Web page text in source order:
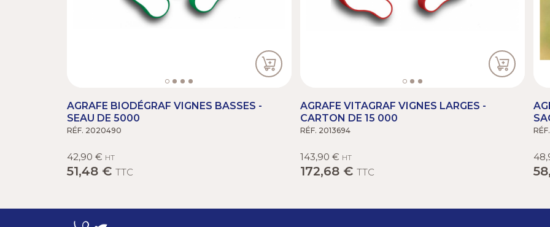
AGRAFE BIODÉGRAF VIGNES BASSES -
SEAU DE 5000
RÉF. 2020490
42,90 € HT
51,48 € TTC
AGRAFE VITAGRAF VIGNES LARGES -
CARTON DE 15 000
RÉF. 2013694
143,90 € HT
172,68 € TTC